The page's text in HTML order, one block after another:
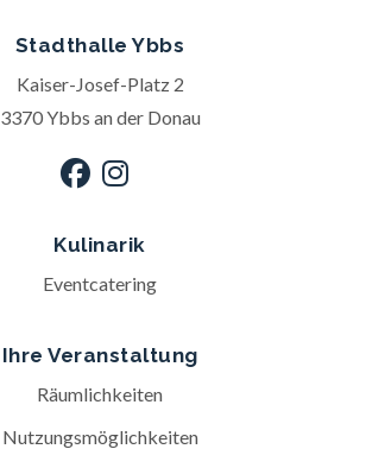
Stadthalle Ybbs
Kaiser-Josef-Platz 2
3370 Ybbs an der Donau
Kulinarik
Eventcatering
Ihre Veranstaltung
Räumlichkeiten
Nutzungsmöglichkeiten